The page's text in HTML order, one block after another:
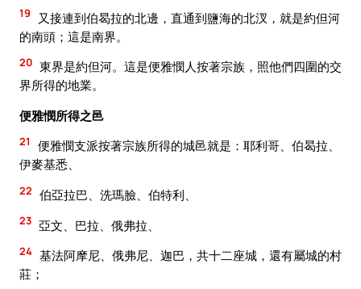
19
又接連到伯曷拉的北邊，直通到鹽海的北汊，就是約但河
的南頭；這是南界。
20 東界是約但河。這是便雅憫人按著宗族，照他們四圍的交
界所得的地業。
便雅憫所得之邑
21
便雅憫支派按著宗族所得的城邑就是：耶利哥、伯曷拉、
伊麥基悉、
22 伯亞拉巴、洗瑪臉、伯特利、
23 亞文、巴拉、俄弗拉、
24 基法阿摩尼、俄弗尼、迦巴，共十二座城，還有屬城的村
莊；